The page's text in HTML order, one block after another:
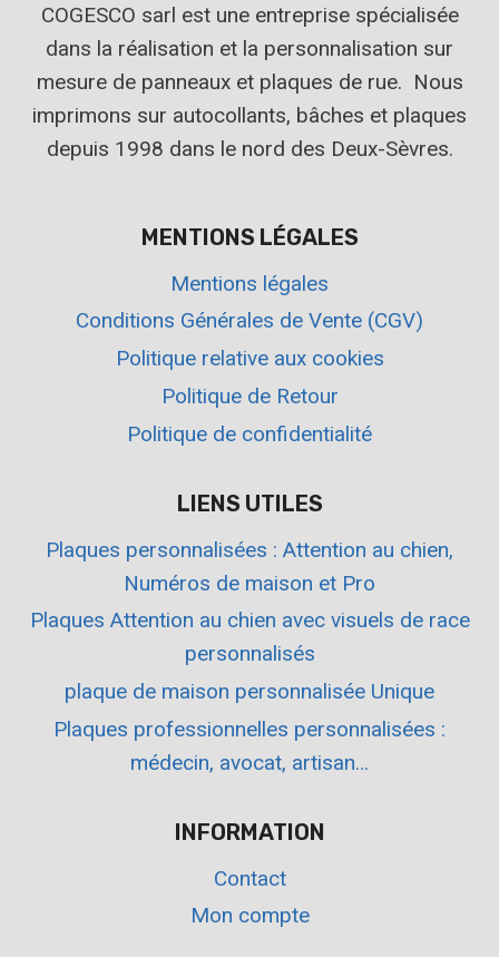
COGESCO sarl est une entreprise spécialisée
dans la réalisation et la personnalisation sur
mesure de panneaux et plaques de rue. Nous
imprimons sur autocollants, bâches et plaques
depuis 1998 dans le nord des Deux-Sèvres.
MENTIONS LÉGALES
Mentions légales
Conditions Générales de Vente (CGV)
Politique relative aux cookies
Politique de Retour
Politique de confidentialité
LIENS UTILES
Plaques personnalisées : Attention au chien,
Numéros de maison et Pro
Plaques Attention au chien avec visuels de race
personnalisés
plaque de maison personnalisée Unique
Plaques professionnelles personnalisées :
médecin, avocat, artisan…
INFORMATION
Contact
Mon compte